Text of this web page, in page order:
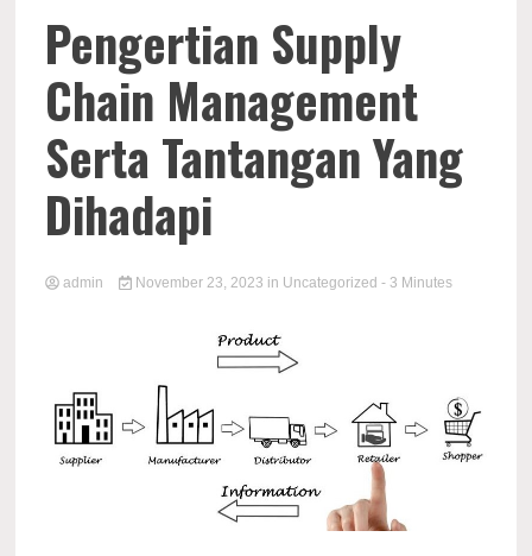
Pengertian Supply
Chain Management
Serta Tantangan Yang
Dihadapi
admin November 23, 2023 in Uncategorized - 3 Minutes